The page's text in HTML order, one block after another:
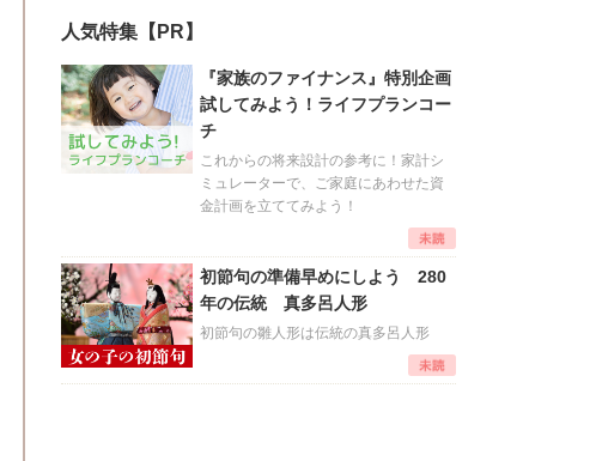
人気特集【PR】
『家族のファイナンス』特別企画
試してみよう！ライフプランコー
チ
これからの将来設計の参考に！家計シ
ミュレーターで、ご家庭にあわせた資
金計画を立ててみよう！
初節句の準備早めにしよう 280
年の伝統 真多呂人形
初節句の雛人形は伝統の真多呂人形